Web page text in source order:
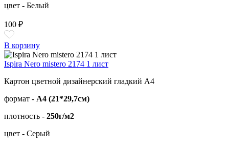
цвет - Белый
100 ₽
В корзину
Ispira Nero mistero 2174 1 лист
Картон цветной дизайнерский гладкий А4
формат - А4 (21*29,7см)
плотность - 250г/м2
цвет - Серый